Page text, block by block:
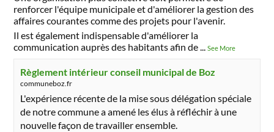
renforcer l'équipe municipale et d'améliorer la gestion des
affaires courantes comme des projets pour l'avenir.
Il est également indispensable d'améliorer la
communication auprès des habitants afin de...See More
Règlement intérieur conseil municipal de Boz
communeboz.fr
L'expérience récente de la mise sous délégation spéciale
de notre commune a amené les élus à réfléchir à une
nouvelle façon de travailler ensemble.